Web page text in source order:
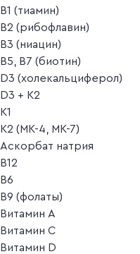
B1 (тиамин)
B2 (рибофлавин)
B3 (ниацин)
B5, B7 (биотин)
D3 (холекальциферол)
D3 + K2
K1
K2 (MK-4, MK-7)
Аскорбат натрия
В12
В6
В9 (фолаты)
Витамин A
Витамин C
Витамин D